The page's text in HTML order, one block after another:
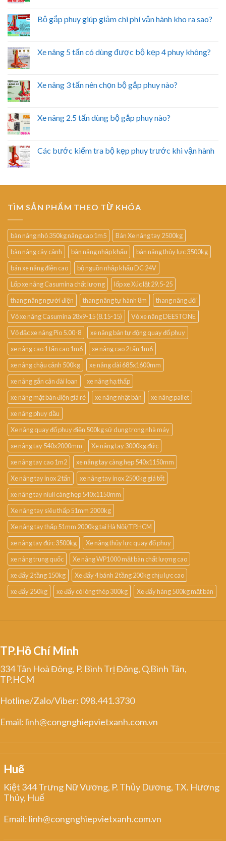
Bộ gắp phuy giúp giảm chi phí vận hành kho ra sao?
Xe nâng 5 tấn có dùng được bộ kẹp 4 phuy không?
Xe nâng 3 tấn nên chọn bộ gắp phuy nào?
Xe nâng 2.5 tấn dùng bộ gắp phuy nào?
Các bước kiểm tra bộ kẹp phuy trước khi vận hành
TÌM SẢN PHẨM THEO TỪ KHÓA
bàn nâng nhỏ 350kg nâng cao 1m5
Bán Xe nâng tay 2500kg
bàn nâng cây cảnh
bàn nâng nhập khẩu
bàn nâng thủy lực 3500kg
bán xe nâng điện cao
bộ nguồn nhập khẩu DC 24V
Lốp xe nâng Casumina chất lượng
lốp xe Xúc lật 29.5-25
thang nâng người điện
thang nâng tự hành 8m
thang nâng đôi
Vỏ xe nâng Casumina 28x9-15 (8.15-15)
Vỏ xe nâng DEESTONE
Vỏ đặc xe nâng Pio 5.00-8
xe nâng bán tự động quay đổ phuy
xe nâng cao 1 tấn cao 1m6
xe nâng cao 2 tấn 1m6
xe nâng chậu cảnh 500kg
xe nâng dài 685x1600mm
xe nâng gắn cân đài loan
xe nâng hạ thấp
xe nâng mặt bàn điện giá rẻ
xe nâng nhật bản
xe nâng pallet
xe nâng phuy dầu
Xe nâng quay đổ phuy điện 500kg sử dụng trong nhà máy
xe nâng tay 540x2000mm
Xe nâng tay 3000kg đức
xe nâng tay cao 1m2
xe nâng tay càng hẹp 540x1150mm
Xe nâng tay inox 2 tấn
xe nâng tay inox 2500kg giá tốt
xe nâng tay niuli càng hẹp 540x1150mm
Xe nâng tay siêu thấp 51mm 2000kg
Xe nâng tay thấp 51mm 2000kg tại Hà Nội/TP.HCM
xe nâng tay đức 3500kg
Xe nâng thủy lực quay đổ phuy
xe nâng trung quốc
Xe nâng WP1000 mặt bàn chất lượng cao
xe đẩy 2 tầng 150kg
Xe đẩy 4 bánh 2 tầng 200kg chịu lực cao
xe đẩy 250kg
xe đẩy có lòng thép 300kg Xe đẩy hàng 500kg mặt bàn
TP.Hồ Chí Minh
334 Tân Hoà Đông, P. Bình Trị Đông, Q.Bình Tân,
TP.HCM
Hotline/Zalo/Viber: 098.441.3730
Email: linh@congnghiepvietxanh.com.vn
Huế
Kiệt 344 Trưng Nữ Vương, P. Thủy Dương, TX. Hương
Thủy, Huế
Email: linh@congnghiepvietxanh.com.vn